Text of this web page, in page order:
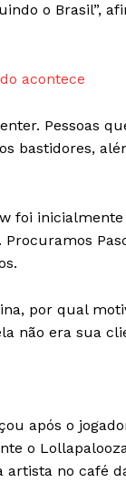
o Brasil”,
acontece
Pessoas
bastidores,
foi
por qual
não era sua
após o
o
artista no café